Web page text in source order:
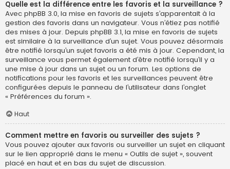
Quelle est la différence entre les favoris et la surveillance ?
Avec phpBB 3.0, la mise en favoris de sujets s’apparentait à la
gestion des favoris dans un navigateur. Vous n’étiez pas notifié
des mises à jour. Depuis phpBB 3.1, la mise en favoris de sujets
est similaire à la surveillance d’un sujet. Vous pouvez désormais
être notifié lorsqu’un sujet favoris a été mis à jour. Cependant, la
surveillance vous permet également d’être notifié lorsqu’il y a
une mise à jour dans un sujet ou un forum. Les options de
notifications pour les favoris et les surveillances peuvent être
configurées depuis le panneau de l’utilisateur dans l’onglet
« Préférences du forum ».
Haut
Comment mettre en favoris ou surveiller des sujets ?
Vous pouvez ajouter aux favoris ou surveiller un sujet en cliquant
sur le lien approprié dans le menu « Outils de sujet », souvent
placé en haut et en bas du sujet de discussion.